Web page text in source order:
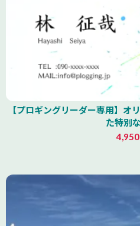
【プロギングリーダー専用】オ
た特別